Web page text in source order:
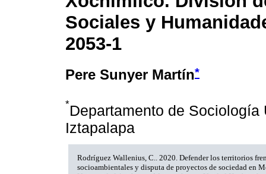
Sociales y
2053-1
Pere Sunyer Martín*
*Departamento de
Iztapalapa
Rodríguez Wallenius, C.. 2020. Defender los territorios
socioambientales y disputa de proyectos de sociedad en